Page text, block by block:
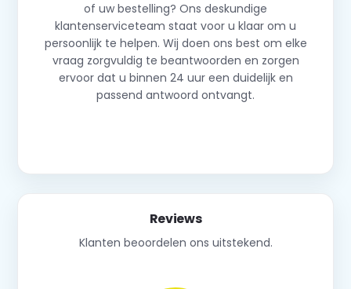
of uw bestelling? Ons deskundige
klantenserviceteam staat voor u klaar om u
persoonlijk te helpen. Wij doen ons best om elke
vraag zorgvuldig te beantwoorden en zorgen
ervoor dat u binnen 24 uur een duidelijk en
passend antwoord ontvangt.
Reviews
Klanten beoordelen ons uitstekend.